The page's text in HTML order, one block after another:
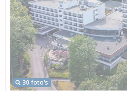
30 foto's